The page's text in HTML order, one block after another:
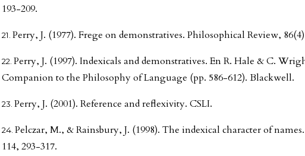
193-209.
Perry, J. (1977). Frege on demonstratives. Philosophical Review,
Perry, J. (1997). Indexicals and demonstratives. En R. Hale & C.
Companion to the Philosophy of Language (pp. 586-612). Blackwell.
Perry, J. (2001). Reference and reflexivity. CSLI.
Pelczar, M., & Rainsbury, J. (1998). The indexical character of
114, 293-317.